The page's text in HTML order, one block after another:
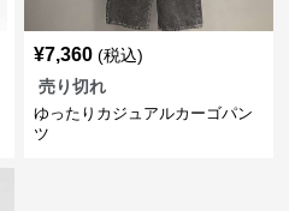
¥7,360 (税込)
売り切れ
ゆったりカジュアルカーゴパン
ツ